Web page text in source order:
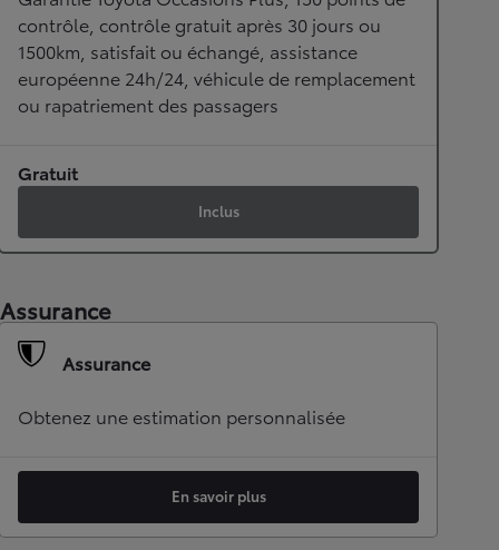
contrôle, contrôle gratuit après 30 jours ou
1500km, satisfait ou échangé, assistance
européenne 24h/24, véhicule de remplacement
ou rapatriement des passagers
Gratuit
Inclus
Assurance
Assurance
Obtenez une estimation personnalisée
En savoir plus